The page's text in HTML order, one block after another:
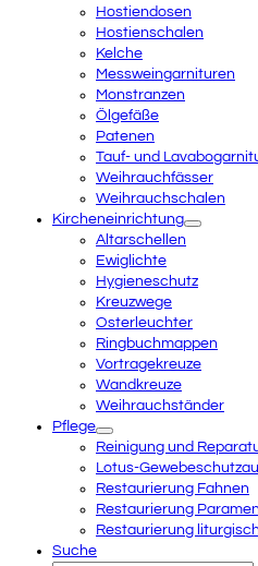
Hostiendosen
Hostienschalen
Kelche
Messweingarnituren
Monstranzen
Ölgefäße
Patenen
Tauf- und
Weihrauchfässer
Weihrauchschalen
Kircheneinrichtung
Altarschellen
Ewiglichte
Hygieneschutz
Kreuzwege
Osterleuchter
Ringbuchmappen
Vortragekreuze
Wandkreuze
Weihrauchständer
Pflege
Reinigung und
Lotus-
Restaurierung Fahnen
Restaurierung
Restaurierung
Suche